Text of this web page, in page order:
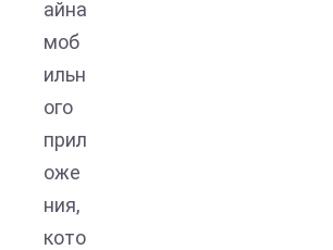
айна
моб
ильн
ого
прил
оже
ния,
кото